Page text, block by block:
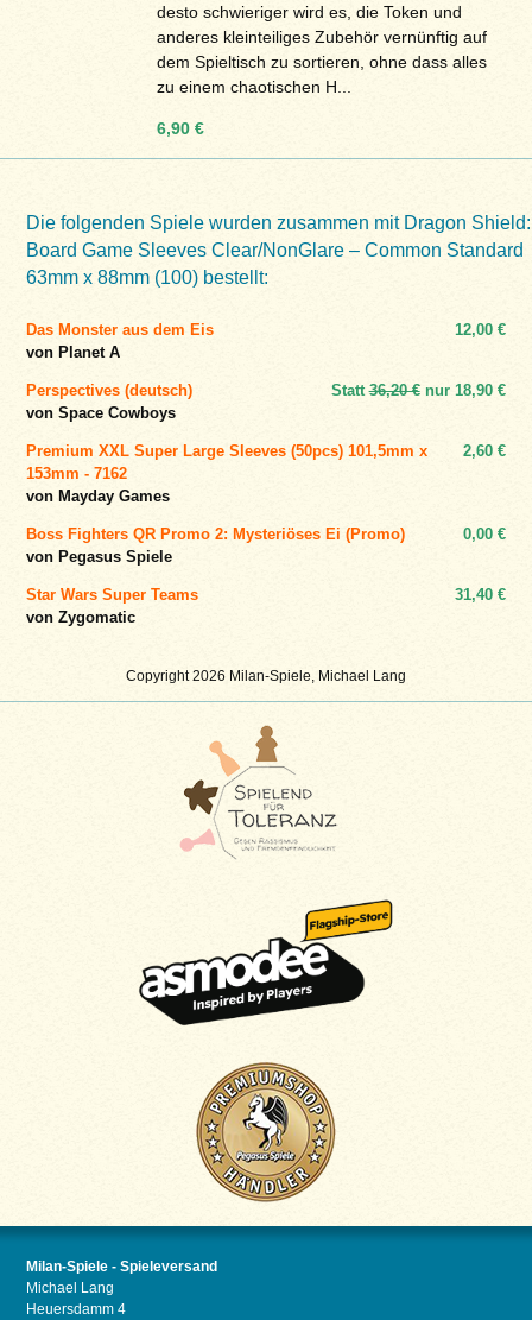
Copyright 2026 Milan-Spiele, Michael Lang
desto schwieriger wird es, die Token und
anderes kleinteiliges Zubehör vernünftig auf
dem Spieltisch zu sortieren, ohne dass alles
zu einem chaotischen H...
6,90 €
Die folgenden Spiele wurden zusammen mit Dragon Shield:
Board Game Sleeves Clear/NonGlare – Common Standard
63mm x 88mm (100) bestellt:
Das Monster aus dem Eis
von Planet A
12,00 €
Perspectives (deutsch)
von Space Cowboys
Statt36,20 €nur 18,90 €
Premium XXL Super Large Sleeves (50pcs) 101,5mm x
153mm - 7162
von Mayday Games
2,60 €
Boss Fighters QR Promo 2: Mysteriöses Ei (Promo)
von Pegasus Spiele
0,00 €
Star Wars Super Teams
von Zygomatic
31,40 €
Milan-Spiele - Spieleversand
Michael Lang
Heuersdamm 4